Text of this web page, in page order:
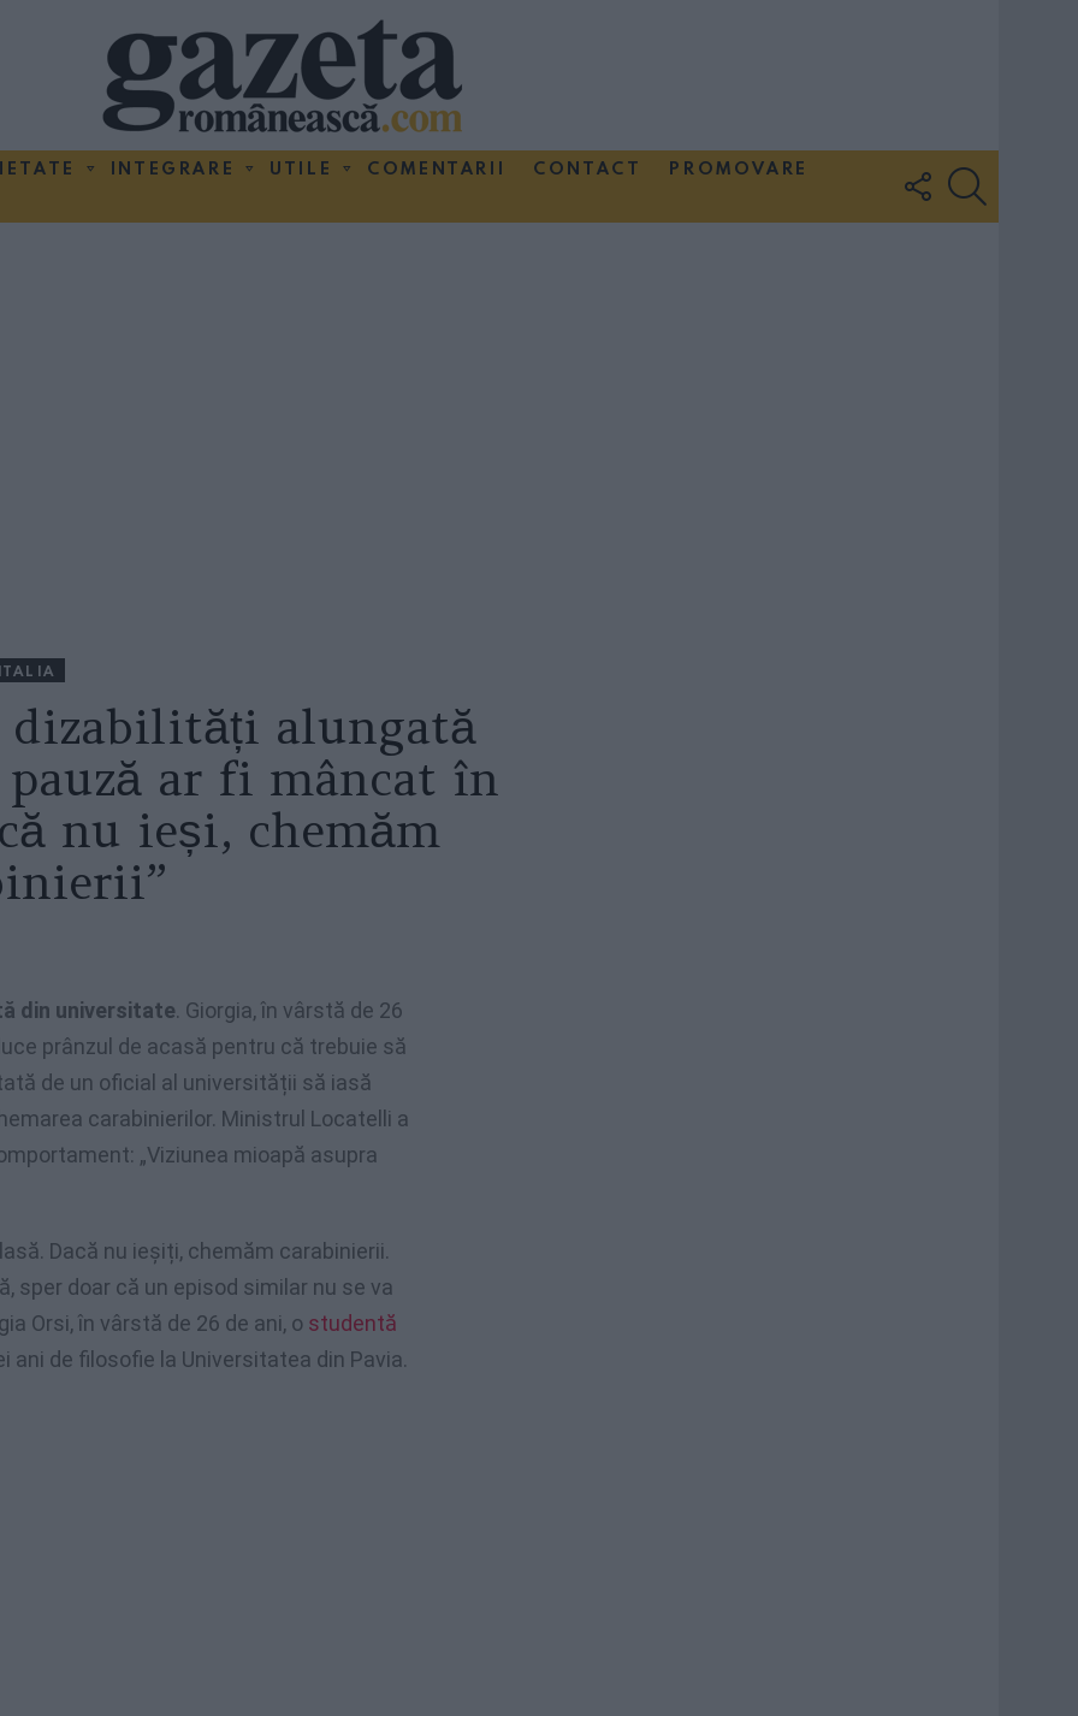
INTEGRARE UTILE COMENTARII CONTACT
PROMOVARE
FOLLOW
US
ITALIA
alungată
ar fi mâncat în
nu ieși, chemăm
din universitate. Giorgia, în vârstă de 26
prânzul de acasă pentru că trebuie să
de un oficial al universității să iasă
carabinierilor. Ministrul Locatelli a
„Viziunea mioapă asupra
Dacă nu ieșiți, chemăm carabinierii.
sper doar că un episod similar nu se va
Orsi, în vârstă de 26 de ani, o studentă
ani de filosofie la Universitatea din Pavia.